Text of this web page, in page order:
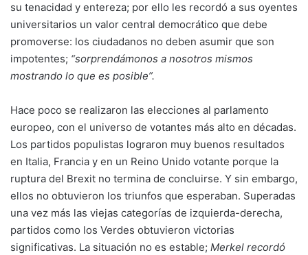
su tenacidad y entereza; por ello les recordó a sus oyentes
universitarios un valor central democrático que debe
promoverse: los ciudadanos no deben asumir que son
impotentes; “sorprendámonos a nosotros mismos
mostrando lo que es posible”.
Hace poco se realizaron las elecciones al parlamento
europeo, con el universo de votantes más alto en décadas.
Los partidos populistas lograron muy buenos resultados
en Italia, Francia y en un Reino Unido votante porque la
ruptura del Brexit no termina de concluirse. Y sin embargo,
ellos no obtuvieron los triunfos que esperaban. Superadas
una vez más las viejas categorías de izquierda-derecha,
partidos como los Verdes obtuvieron victorias
significativas. La situación no es estable; Merkel recordó